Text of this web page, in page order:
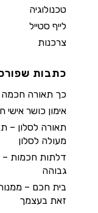
טכנולוגיה
לייף סטייל
צרכנות
כתבות
כך תאורה חכמה
אימון כושר אישי
תאורה לסלון –
מעולה לסלון
דלתות חכמות –
גבוהה
בית חכם –
זאת בעצמך